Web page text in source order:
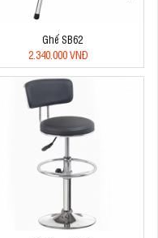
Ghế SB62
2.340.000 VNĐ